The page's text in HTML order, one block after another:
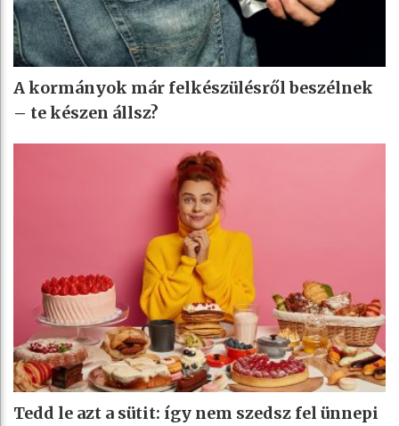
A kormányok már felkészülésről beszélnek
– te készen állsz?
Tedd le azt a sütit: így nem szedsz fel ünnepi